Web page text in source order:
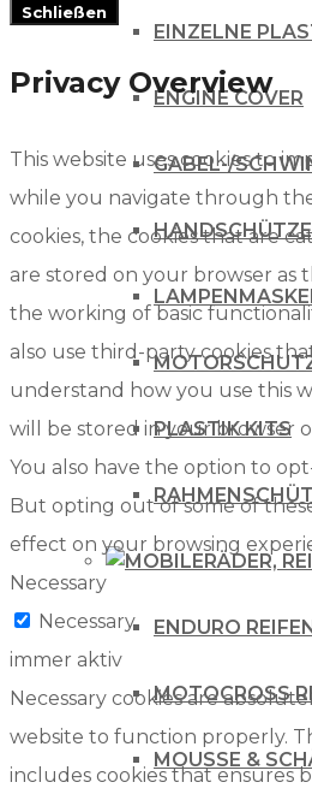
EINZELNE
ENGINE COVER
GABEL-/
PLASTIK KITS
RÄDER,
ENDURO
MOTOCROSS
MOUSSE &
Schließen
Privacy Overview
This website uses cookies to
while you navigate through
cookies, the cookies that are
are stored on your browser as
the working of basic
also use third-party cookies
understand how you use this
will be stored in your browser
You also have the option to
But opting out of some of
effect on your browsing
Necessary
Necessary
immer aktiv
Necessary cookies are
website to function properly.
includes cookies that ensures